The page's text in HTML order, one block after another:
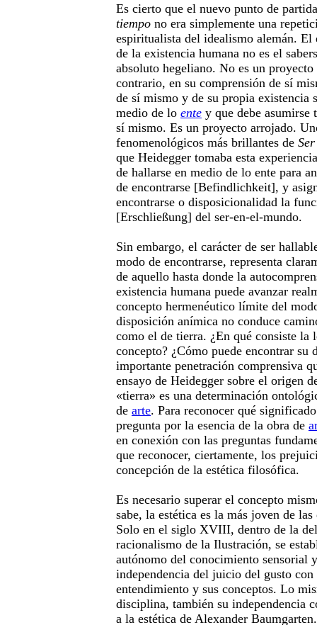
Es cierto que el nuevo punto de
tiempo no era simplemente una
espiritualista del idealismo alemán. El
de la existencia humana no es el
absoluto hegeliano. No es un
contrario, en su comprensión de sí
de sí mismo y de su propia existencia
medio de lo ente y que debe asumirse
sí mismo. Es un proyecto arrojado.
fenomenológicos más brillantes de
que Heidegger tomaba esta
de hallarse en medio de lo ente para
de encontrarse [Befindlichkeit], y
encontrarse o disposicionalidad la
[Erschließung] del ser-en-el-mundo.
Sin embargo, el carácter de ser
modo de encontrarse, representa
de aquello hasta donde la
existencia humana puede avanzar
concepto hermenéutico límite del
disposición anímica no conduce
como el de tierra. ¿En qué consiste la
concepto? ¿Cómo puede encontrar su
importante penetración comprensiva
ensayo de Heidegger sobre el origen
«tierra» es una determinación
de arte. Para reconocer qué
pregunta por la esencia de la obra de
en conexión con las preguntas
que reconocer, ciertamente, los
concepción de la estética filosófica.
Es necesario superar el concepto
sabe, la estética es la más joven de
Solo en el siglo XVIII, dentro de la
racionalismo de la Ilustración, se
autónomo del conocimiento sensorial
independencia del juicio del gusto con
entendimiento y sus conceptos. Lo
disciplina, también su independencia
a la estética de Alexander